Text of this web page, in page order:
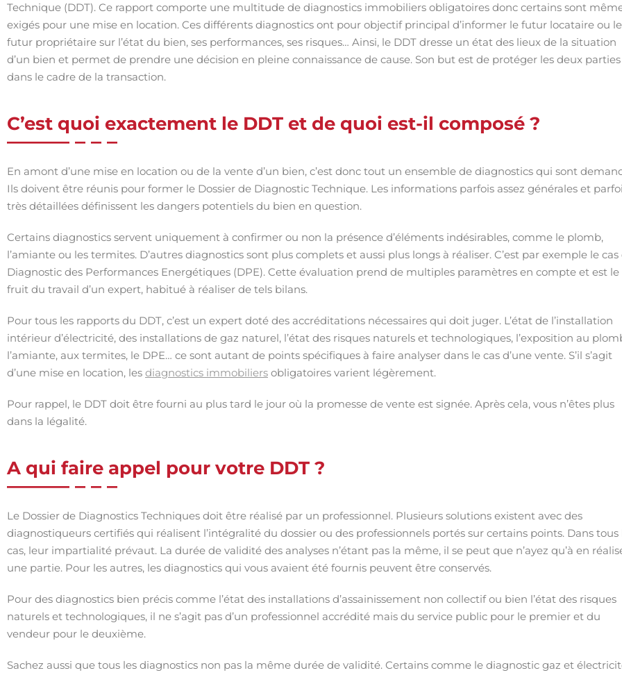
Technique (DDT). Ce rapport comporte une multitude de diagnostics immobiliers obligatoires donc certains sont
exigés pour une mise en location. Ces différents diagnostics ont pour objectif principal d’informer le futur locataire ou le
futur propriétaire sur l’état du bien, ses performances, ses risques… Ainsi, le DDT dresse un état des lieux de la situation
d’un bien et permet de prendre une décision en pleine connaissance de cause. Son but est de protéger les deux parties
dans le cadre de la transaction.
C’est quoi exactement le DDT et de quoi est-il composé ?
En amont d’une mise en location ou de la vente d’un bien, c’est donc tout un ensemble de diagnostics qui sont
Ils doivent être réunis pour former le Dossier de Diagnostic Technique. Les informations parfois assez générales et
très détaillées définissent les dangers potentiels du bien en question.
Certains diagnostics servent uniquement à confirmer ou non la présence d’éléments indésirables, comme le plomb,
l’amiante ou les termites. D’autres diagnostics sont plus complets et aussi plus longs à réaliser. C’est par exemple le cas
Diagnostic des Performances Energétiques (DPE). Cette évaluation prend de multiples paramètres en compte et est le
fruit du travail d’un expert, habitué à réaliser de tels bilans.
Pour tous les rapports du DDT, c’est un expert doté des accréditations nécessaires qui doit juger. L’état de l’installation
intérieur d’électricité, des installations de gaz naturel, l’état des risques naturels et technologiques, l’exposition au
l’amiante, aux termites, le DPE… ce sont autant de points spécifiques à faire analyser dans le cas d’une vente. S’il s’agit
d’une mise en location, les diagnostics immobiliers obligatoires varient légèrement.
Pour rappel, le DDT doit être fourni au plus tard le jour où la promesse de vente est signée. Après cela, vous n’êtes plus
dans la légalité.
A qui faire appel pour votre DDT ?
Le Dossier de Diagnostics Techniques doit être réalisé par un professionnel. Plusieurs solutions existent avec des
diagnostiqueurs certifiés qui réalisent l’intégralité du dossier ou des professionnels portés sur certains points. Dans tous
cas, leur impartialité prévaut. La durée de validité des analyses n’étant pas la même, il se peut que n’ayez qu’à en
une partie. Pour les autres, les diagnostics qui vous avaient été fournis peuvent être conservés.
Pour des diagnostics bien précis comme l’état des installations d’assainissement non collectif ou bien l’état des risques
naturels et technologiques, il ne s’agit pas d’un professionnel accrédité mais du service public pour le premier et du
vendeur pour le deuxième.
Sachez aussi que tous les diagnostics non pas la même durée de validité. Certains comme le diagnostic gaz et